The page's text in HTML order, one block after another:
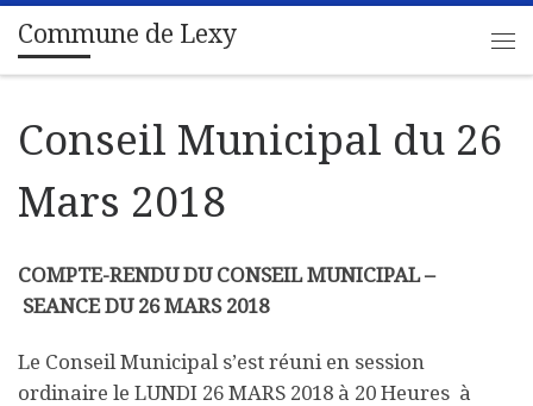
Passer au contenu
Commune de Lexy
Conseil Municipal du 26
Mars 2018
COMPTE-RENDU DU CONSEIL MUNICIPAL –
SEANCE DU 26 MARS 2018
Le Conseil Municipal s’est réuni en session
ordinaire le LUNDI 26 MARS 2018 à 20 Heures à